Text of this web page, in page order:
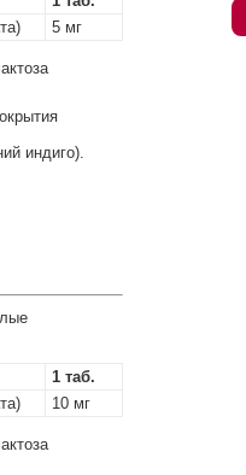
5 мг
индиго).
1 таб.
10 мг